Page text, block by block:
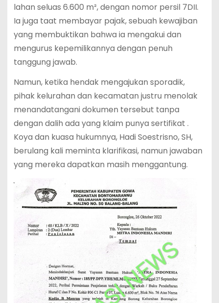
lahan seluas 6.600 m², dengan nomor persil 7DII.
Ia juga taat membayar pajak, sebuah kewajiban
yang membuktikan bahwa ia mengakui dan
mengurus kepemilikannya dengan penuh
tanggung jawab.
Namun, ketika hendak mengajukan sporadik,
pihak kelurahan dan kecamatan justru menolak
menandatangani dokumen tersebut tanpa
dengan dalih ada yang klaim punya sertifikat .
Koya dan kuasa hukumnya, Hadi Soestrisno, SH,
berulang kali meminta klarifikasi, namun jawaban
yang mereka dapatkan masih menggantung.